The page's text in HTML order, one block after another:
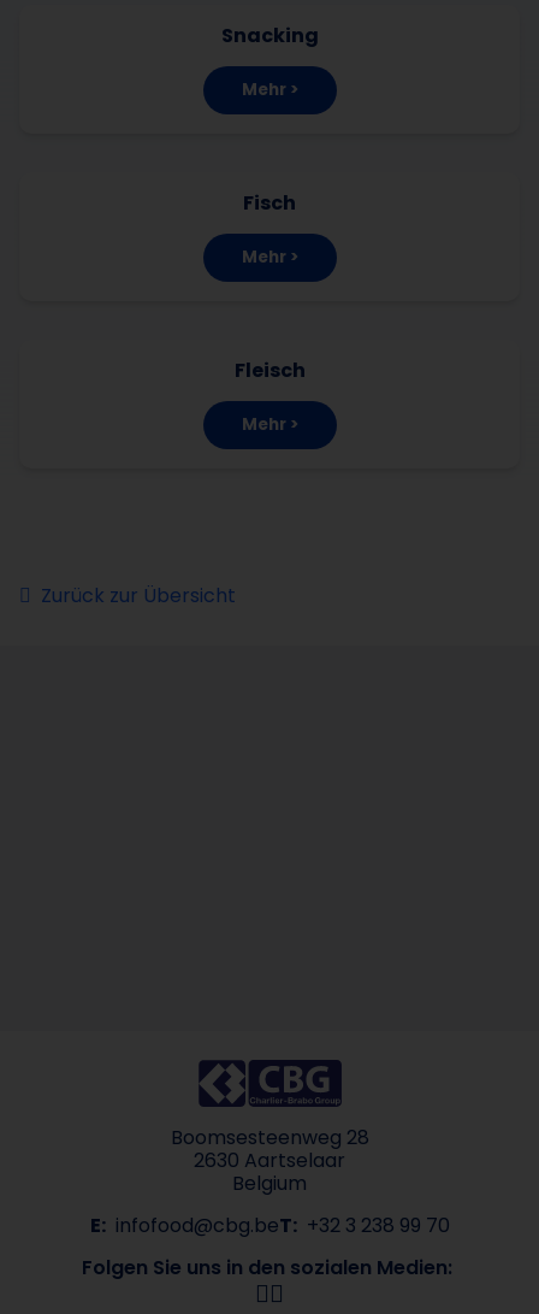
Snacking
Mehr >
Fisch
Mehr >
Fleisch
Mehr >
Zurück zur Übersicht
Boomsesteenweg 28
2630 Aartselaar
Belgium
E: infofood@cbg.beT: +32 3 238 99 70
Folgen Sie uns in den sozialen Medien: